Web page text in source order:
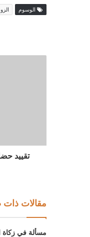
الوسوم
تقييد
مقالات ذات
مسألة في زكاة